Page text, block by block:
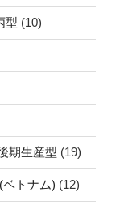
型 (10)
期生産型 (19)
トナム) (12)